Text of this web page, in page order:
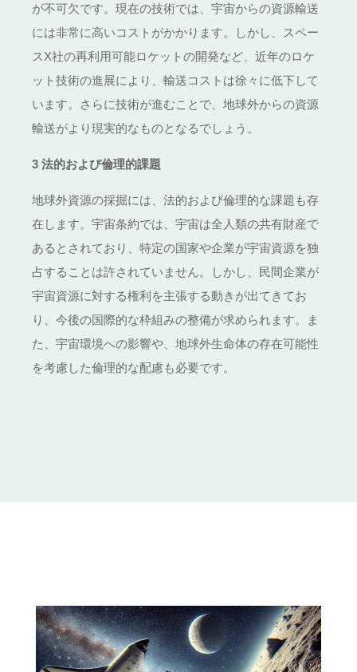
が不可欠です。現在の技術では、宇宙からの資源輸送
には非常に高いコストがかかります。しかし、スペー
スX社の再利用可能ロケットの開発など、近年のロケ
ット技術の進展により、輸送コストは徐々に低下して
います。さらに技術が進むことで、地球外からの資源
輸送がより現実的なものとなるでしょう。
3 法的および倫理的課題
地球外資源の採掘には、法的および倫理的な課題も存
在します。宇宙条約では、宇宙は全人類の共有財産で
あるとされており、特定の国家や企業が宇宙資源を独
占することは許されていません。しかし、民間企業が
宇宙資源に対する権利を主張する動きが出てきてお
り、今後の国際的な枠組みの整備が求められます。ま
た、宇宙環境への影響や、地球外生命体の存在可能性
を考慮した倫理的な配慮も必要です。